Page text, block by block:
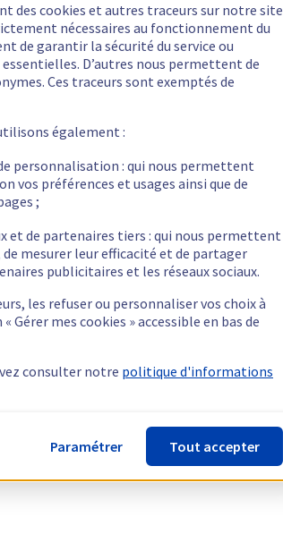
des cookies et autres traceurs sur notre site
nécessaires au fonctionnement du
de garantir la sécurité du service ou
D’autres nous permettent de
Ces traceurs sont exemptés de
également :
personnalisation : qui nous permettent
vos préférences et usages ainsi que de
;
et de partenaires tiers : qui nous permettent
mesurer leur efficacité et de partager
publicitaires et les réseaux sociaux.
les refuser ou personnaliser vos choix à
mes cookies » accessible en bas de
consulter notre politique d'informations
Paramétrer Tout accepter